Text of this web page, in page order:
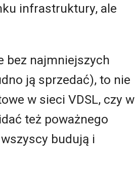
infrastruktury, ale
bez najmniejszych
ją sprzedać), to nie
w sieci VDSL, czy w
też poważnego
budują i